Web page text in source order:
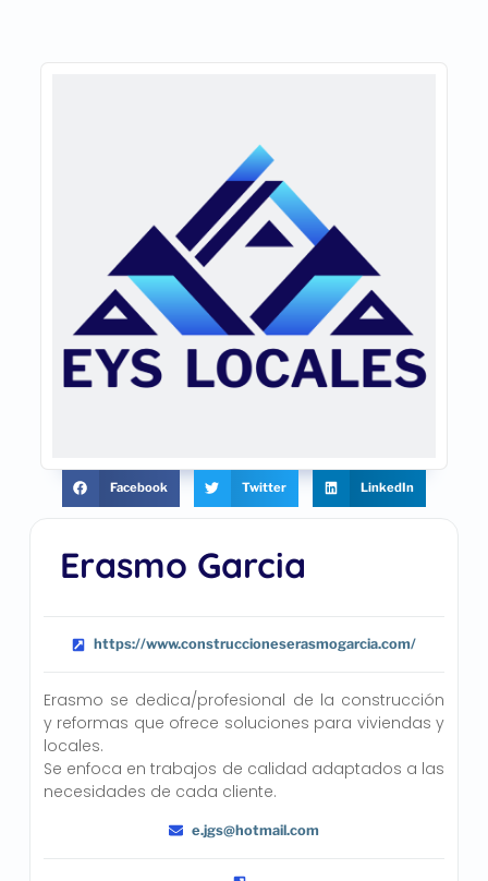
Erasmo Garcia
https://www.construccioneserasmogarcia.com/
Erasmo se dedica/profesional de la construcción
y reformas que ofrece soluciones para viviendas y
locales.
Se enfoca en trabajos de calidad adaptados a las
necesidades de cada cliente.
e.jgs@hotmail.com
Facebook Twitter LinkedIn